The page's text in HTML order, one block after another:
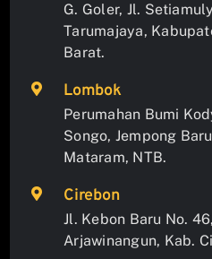
G. Goler, Jl.
Tarumajaya,
Barat.
Lombok
Perumahan Bumi
Songo, Jempong
Mataram, NTB.
Cirebon
Jl. Kebon Baru No.
Arjawinangun, Kab.